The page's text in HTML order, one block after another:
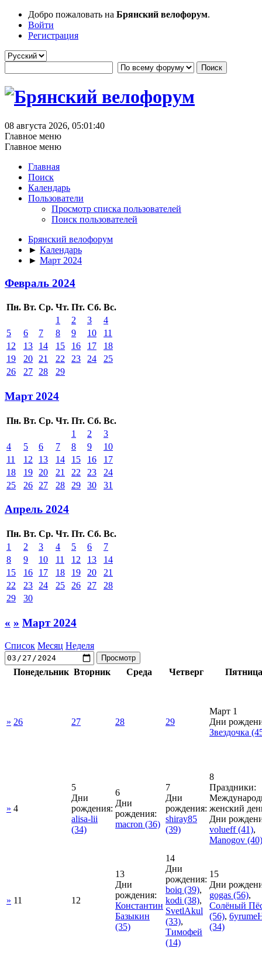
Добро пожаловать на Брянский велофорум.
Войти
Регистрация
08 августа 2026, 05:01:40
Главное меню
Главное меню
Главная
Поиск
Календарь
Пользователи
Просмотр списка пользователей
Поиск пользователей
Брянский велофорум
► Календарь
► Март 2024
Февраль 2024
Пн. Вт. Ср. Чт. Пт. Сб. Вс.
1
2 3
4
5
6 7 8 9 10
11
12
13 14 15 16 17
18
19
20 21 22 23 24
25
26
27 28 29
Март 2024
Пн. Вт. Ср. Чт. Пт. Сб. Вс.
1
2
3
4
5 6 7 8 9
10
11
12 13 14 15 16
17
18
19 20 21 22 23
24
25
26 27 28 29 30 31
Апрель 2024
Пн. Вт. Ср. Чт. Пт. Сб. Вс.
1
2 3 4 5 6
7
8
9 10 11 12 13
14
15
16 17 18 19 20
21
22
23 24 25 26 27
28
29
30
« » Март 2024
Список Месяц Неделя
Понедельник Вторник Среда Четверг Пятница
» 26 27 28 29
Март 1
Дни
Звездочка
» 4
5
Дни
рождения:
alisa-lii
(34)
6
Дни
рождения:
macron (36)
7
Дни
рождения:
shiray85
(39)
8
Праздники:
женский
Дни
volueff(41),
Manogov (40)
» 11 12
13
Дни
рождения:
Константин
Базыкин
(35)
14
Дни
рождения:
boiq (39),
kodi (38),
SvetlAkul
(33),
Тимофей
(14)
15
Дни
gogas (56),
Солёный
(56),
(34)